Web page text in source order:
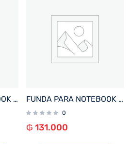
FUNDA PARA NOTEBOOK FTX SEDA-BR 15.6″ MARRON FUNDA PARA NOTEBOOK FTX SEDA-LC 15.6″ LILA
0
₲ 131.000